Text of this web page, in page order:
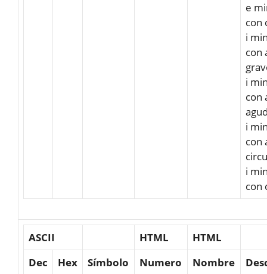
e
con
i
con
i
con
i
con
i
con
ASCII HTML
HTML
Dec
Hex Símbolo Numero Nombre